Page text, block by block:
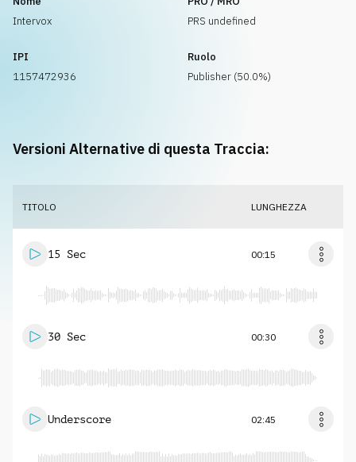
Intervox
PRS undefined
IPI
1157472936
Ruolo
Publisher (50.0%)
Versioni Alternative di questa Traccia:
TITOLO LUNGHEZZA
15 Sec 00:15
30 Sec 00:30
Underscore 02:45